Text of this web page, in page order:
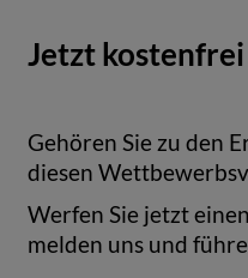
Jetzt
Gehören Sie zu den
diesen
Werfen Sie jetzt
melden uns und